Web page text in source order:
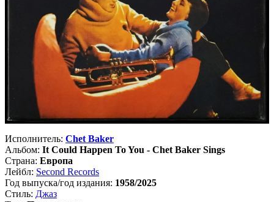
Исполнитель: Chet Baker
Альбом: It Could Happen To You - Chet Baker Sings
Страна: Европа
Лейбл: Second Records
Год выпуска/год издания: 1958/2025
Стиль: Джаз